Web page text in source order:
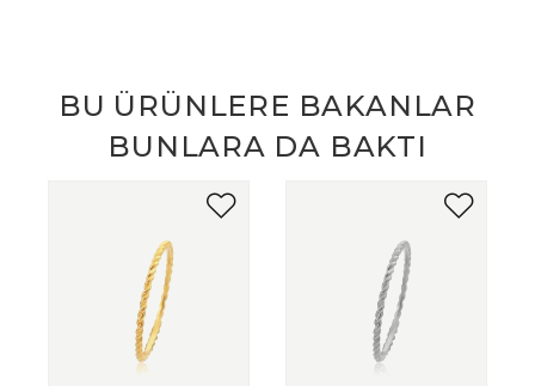
BU ÜRÜNLERE BAKANLAR
BUNLARA DA BAKTI